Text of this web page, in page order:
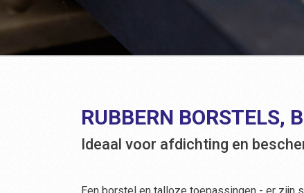
RUBBERN BORSTELS,
Ideaal voor afdichting en